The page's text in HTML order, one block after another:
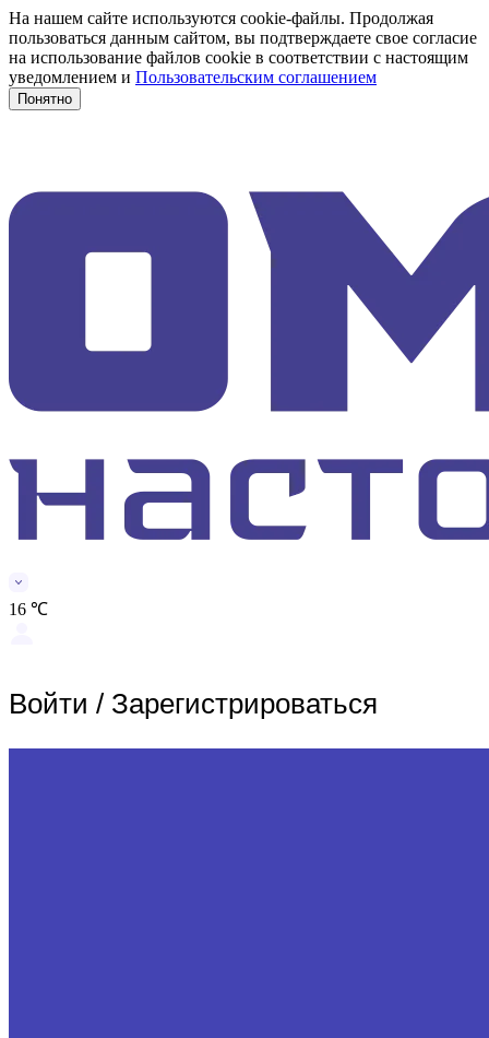
На нашем сайте используются cookie-файлы. Продолжая
пользоваться данным сайтом, вы подтверждаете свое согласие
на использование файлов cookie в соответствии с настоящим
уведомлением и Пользовательским соглашением
Понятно
16 ℃
Войти / Зарегистрироваться